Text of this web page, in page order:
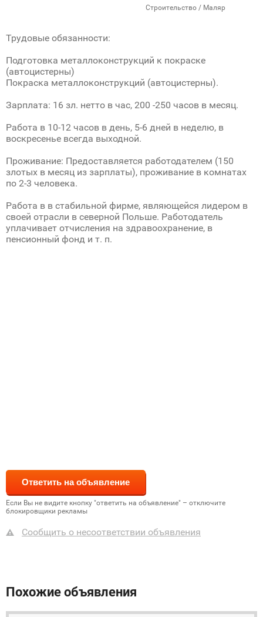
Строительство / Маляр
Трудовые обязанности:
Подготовка металлоконструкций к покраске
(автоцистерны)
Покраска металлоконструкций (автоцистерны).
Зарплата: 16 зл. нетто в час, 200 -250 часов в месяц.
Работа в 10-12 часов в день, 5-6 дней в неделю, в
воскресенье всегда выходной.
Проживание: Предоставляется работодателем (150
злотых в месяц из зарплаты), проживание в комнатах
по 2-3 человека.
Работа в в стабильной фирме, являющейся лидером в
своей отрасли в северной Польше. Работодатель
уплачивает отчисления на здравоохранение, в
пенсионный фонд и т. п.
Если Вы не видите кнопку "ответить на объявление" – отключите
блокировщики рекламы
Сообщить о несоответствии объявления
Похожие объявления